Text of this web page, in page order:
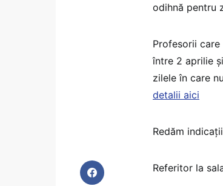
odihnă pentru
Profesorii
între 2 aprilie
zilele în care
detalii aici
Redăm
Referitor la